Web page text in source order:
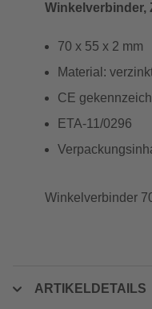
Winkelverbinder,
70 x 55 x 2 mm
Material:
CE
ETA-11/0296
Winkelverbinder
ARTIKELDETAILS